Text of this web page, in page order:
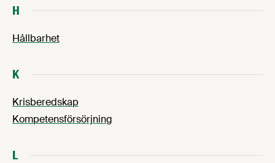
H
Hållbarhet
K
Krisberedskap
Kompetensförsörjning
L